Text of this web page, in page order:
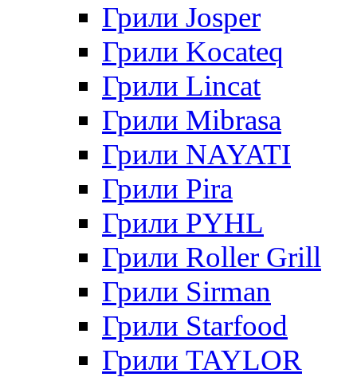
Грили Josper
Грили Kocateq
Грили Lincat
Грили Mibrasa
Грили NAYATI
Грили Pira
Грили PYHL
Грили Roller Grill
Грили Sirman
Грили Starfood
Грили TAYLOR